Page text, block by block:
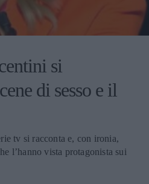
si
di sesso e il
tv si racconta e, con ironia,
l’hanno vista protagonista sui